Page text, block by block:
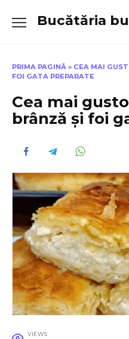
Bucătăria
PRIMA PAGINĂ » CEA MAI
FOI GATA PREPARATE
Cea mai
brânză și foi
VIEWS